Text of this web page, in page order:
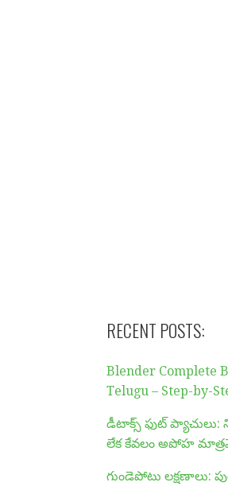
RECENT POSTS:
Blender Complete
Telugu – Step-by-
డీటాక్స్ ఫుట్
లేక కేవలం అపోహ
గుండెపోటు లక్షణాలు: